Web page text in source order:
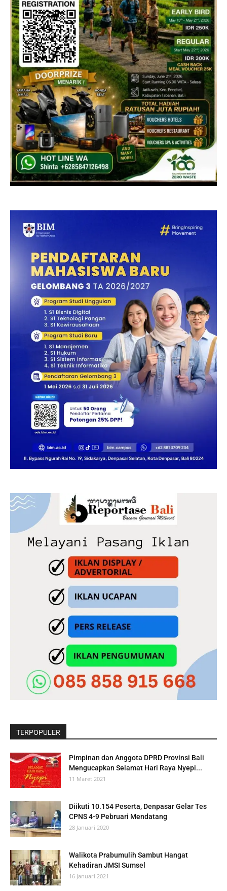
TERPOPULER
Pimpinan dan Anggota DPRD Provinsi Bali
Mengucapkan Selamat Hari Raya Nyepi...
11 Maret 2021
Diikuti 10.154 Peserta, Denpasar Gelar Tes
CPNS 4-9 Pebruari Mendatang
28 Januari 2020
Walikota Prabumulih Sambut Hangat
Kehadiran JMSI Sumsel
16 Januari 2021